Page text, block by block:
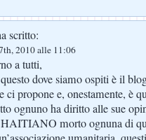
scritto:
2010 alle 11:06
a tutti,
dove siamo ospiti è il
ci propone e, onestamente, è
ognuno ha diritto alle sue
morto ognuna di